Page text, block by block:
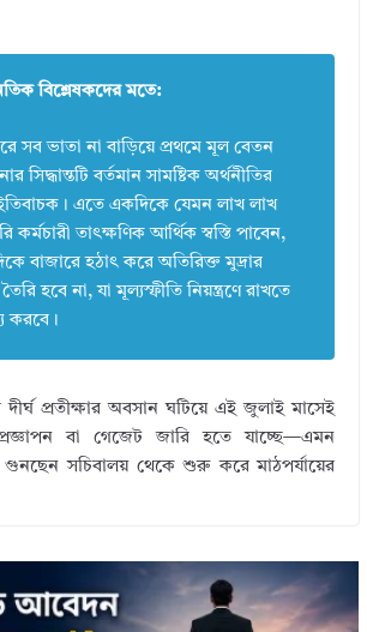
বিশ্লেষকদের মতে:
সব ভাতা না বাড়িয়ে প্রথমে মূল বেতন
সিদ্ধান্তটি বর্তমান সামষ্টিক অর্থনীতির
এতে একদিকে যেমন লাখ লাখ
কর্মচারী তাৎক্ষণিক আর্থিক স্বস্তি পাবেন,
বাজারে হঠাৎ করে অতিরিক্ত মুদ্রার
তৈরি হবে না, যা মূল্যস্ফীতি নিয়ন্ত্রণে রাখতে
করবে।
দীর্ঘ প্রতীক্ষার অবসান ঘটিয়ে এই জুলাই মাসেই
বা গেজেট জারি হতে যাচ্ছে—এমন
গুনছেন সচিবালয় থেকে শুরু করে মাঠপর্যায়ের